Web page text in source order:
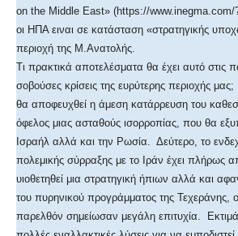
on the Middle East» (https://www.inegma.com/
οι ΗΠΑ ειναι σε κατάσταση «στρατηγικής
περιοχή της Μ.Ανατολής.
Τι πρακτικά αποτελέσματα θα έχει αυτό στις
σοβούσες κρίσεις της ευρύτερης περιοχής
θα αποφευχθεί η άμεση κατάρρευση του
όφελος μιας ασταθούς ισορροπίας, που θα
Ισραήλ αλλά και την Ρωσία. Δεύτερο, το
πολεμικής σύρραξης με το Ιράν έχει πλήρως
υιοθετηθεί μια στρατηγική ήπιων αλλά και
του πυρηνικού προγράμματος της Τεχεράνης,
παρελθόν σημείωσαν μεγάλη επιτυχία.